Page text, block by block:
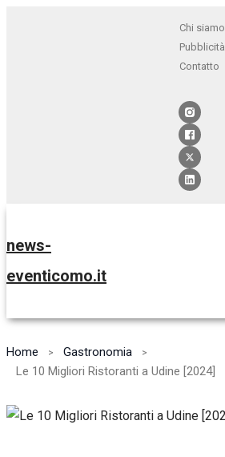
Chi siamo
Pubblicità
Contatto
news-
eventicomo.it
Home
Gastronomia
Le 10 Migliori Ristoranti a Udine [2024]